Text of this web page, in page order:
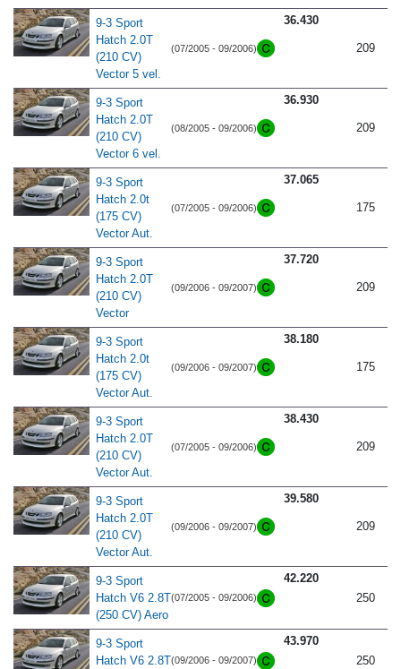
9-3 Sport
Hatch 2.0T
(210 CV)
Vector 5 vel.
(07/2005 - 09/2006)
36.430
209
9-3 Sport
Hatch 2.0T
(210 CV)
Vector 6 vel.
(08/2005 - 09/2006)
36.930
209
9-3 Sport
Hatch 2.0t
(175 CV)
Vector Aut.
(07/2005 - 09/2006)
37.065
175
9-3 Sport
Hatch 2.0T
(210 CV)
Vector
(09/2006 - 09/2007)
37.720
209
9-3 Sport
Hatch 2.0t
(175 CV)
Vector Aut.
(09/2006 - 09/2007)
38.180
175
9-3 Sport
Hatch 2.0T
(210 CV)
Vector Aut.
(07/2005 - 09/2006)
38.430
209
9-3 Sport
Hatch 2.0T
(210 CV)
Vector Aut.
(09/2006 - 09/2007)
39.580
209
9-3 Sport
Hatch V6 2.8T
(250 CV) Aero
(07/2005 - 09/2006)
42.220
250
9-3 Sport
Hatch V6 2.8T(09/2006 - 09/2007)
43.970
250